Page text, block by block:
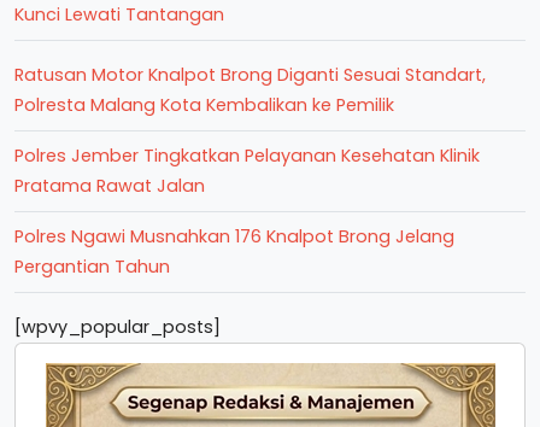
Kunci Lewati Tantangan
Ratusan Motor Knalpot Brong Diganti Sesuai Standart,
Polresta Malang Kota Kembalikan ke Pemilik
Polres Jember Tingkatkan Pelayanan Kesehatan Klinik
Pratama Rawat Jalan
Polres Ngawi Musnahkan 176 Knalpot Brong Jelang
Pergantian Tahun
[wpvy_popular_posts]